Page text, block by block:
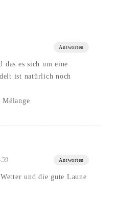
Antworten
das es sich um eine
ist natürlich noch
Antworten
und die gute Laune